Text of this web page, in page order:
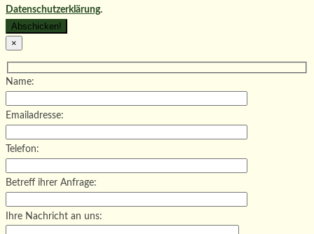
Datenschutzerklärung.
×
Name:
Emailadresse:
Telefon:
Betreff ihrer Anfrage:
Ihre Nachricht an uns: